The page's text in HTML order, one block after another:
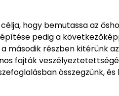
hogy bemutassa az
pedig a
második részben kitérünk
fajták
összegzünk, és